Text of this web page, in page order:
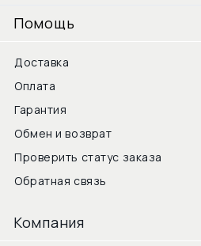
Помощь
Доставка
Оплата
Гарантия
Обмен и возврат
Проверить статус заказа
Обратная связь
Компания